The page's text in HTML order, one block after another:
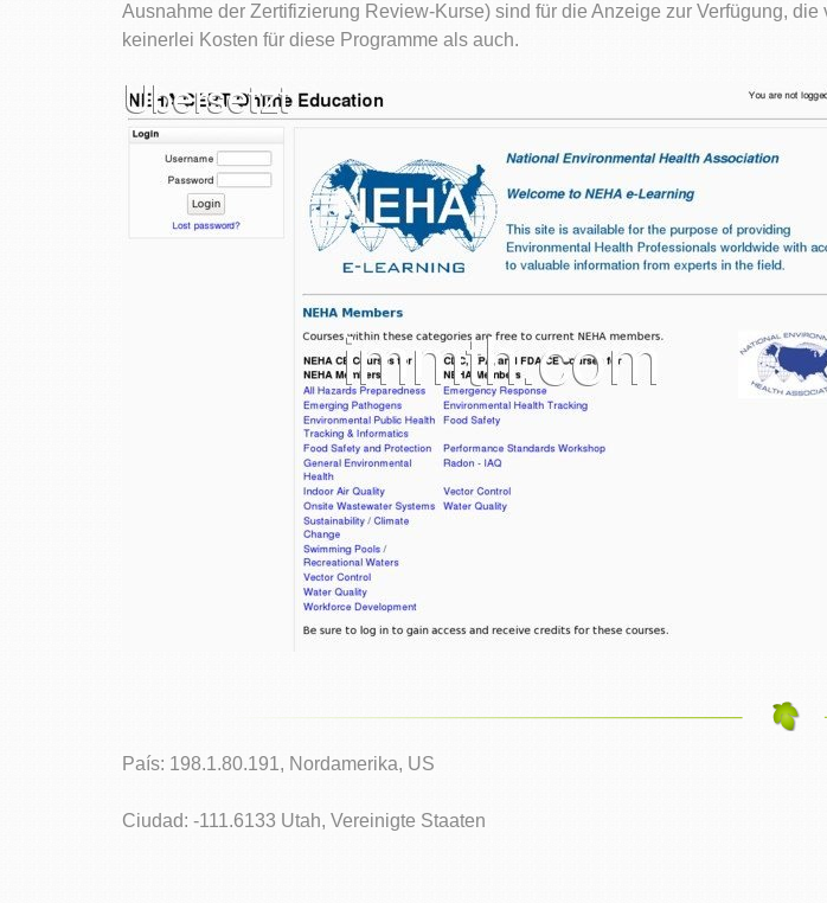
Ausnahme der Zertifizierung Review-Kurse) sind für die Anzeige zur Verfügung,
keinerlei Kosten für diese Programme als auch.
País: 198.1.80.191, Nordamerika, US
Ciudad: -111.6133 Utah, Vereinigte Staaten